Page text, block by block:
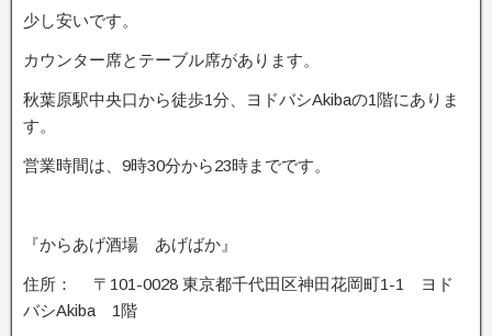
少し安いです。
カウンター席とテーブル席があります。
秋葉原駅中央口から徒歩1分、ヨドバシAkibaの1階にありま
す。
営業時間は、9時30分から23時までです。
『からあげ酒場 あげばか』
住所： 〒101-0028 東京都千代田区神田花岡町1-1 ヨド
バシAkiba 1階